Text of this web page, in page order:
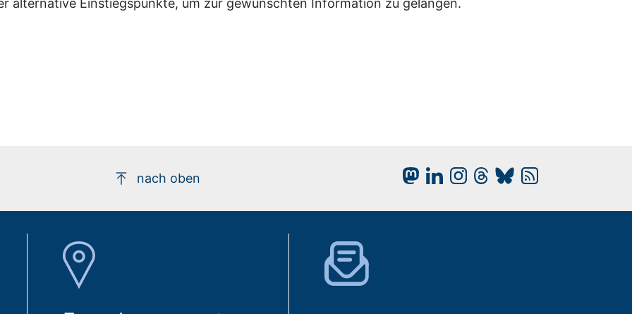
alternative Einstiegspunkte, um zur gewünschten Information zu gelangen.
nach oben